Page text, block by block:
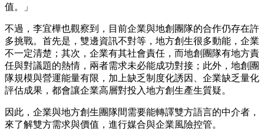
值。」
不過，李宜樺也觀察到，目前企業與地創團隊的合作仍存在許
多挑戰。首先是，雙邊資訊不對等，地方創生很多動能，企業
不一定清楚；其次，企業有其社會責任，而地創團隊有地方責
任與對議題的熱情，兩者需求未必能成功對接；此外，地創團
隊規模與營運能量有限，加上缺乏制度化誘因、企業缺乏量化
評估成果，都會讓企業高層對投入地方創生產生質疑。
因此，企業與地方創生團隊間需要能轉譯雙方語言的中介者，
來了解雙方需求與價值，進行媒合與企業風險控管。